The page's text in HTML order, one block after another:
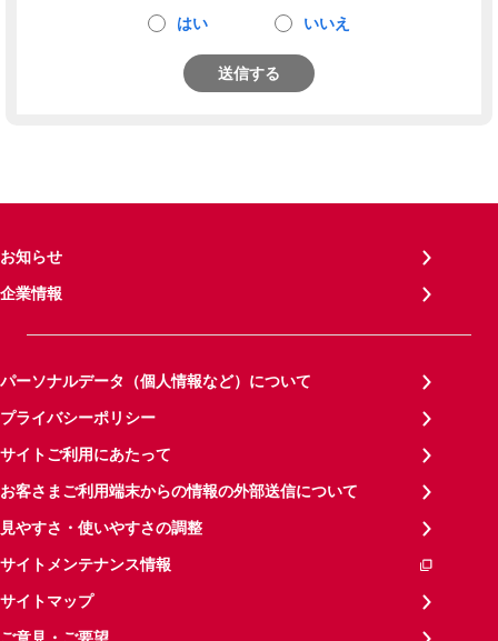
はい いいえ
送信する
お知らせ
企業情報
パーソナルデータ（個人情報など）について
プライバシーポリシー
サイトご利用にあたって
お客さまご利用端末からの情報の外部送信について
見やすさ・使いやすさの調整
サイトメンテナンス情報
サイトマップ